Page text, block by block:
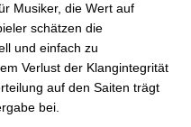
Musiker, die Wert auf
schätzen die
und einfach zu
Verlust der Klangintegrität
auf den Saiten trägt
bei.